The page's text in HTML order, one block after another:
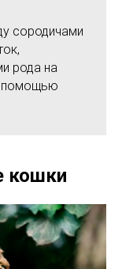
сородичами
рода на
помощью
кошки